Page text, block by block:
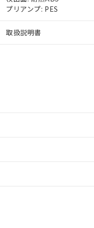
プリアンプ: PES
取扱説明書